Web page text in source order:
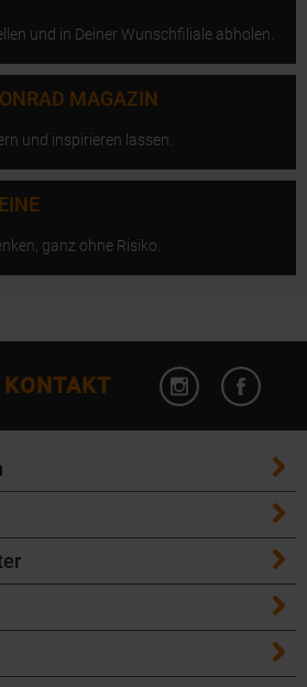
und in Deiner Wunschfiliale abholen.
MAGAZIN
und inspirieren lassen.
ganz ohne Risiko.
KONTAKT
Instagram